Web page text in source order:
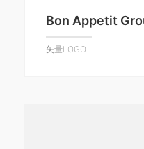
Bon Appetit
矢量LOGO